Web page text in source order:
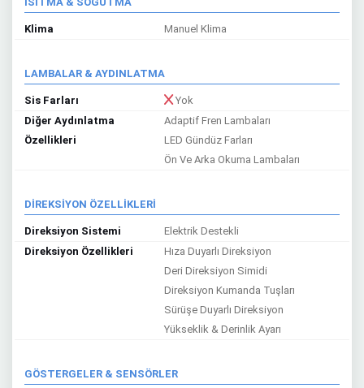
Klima Manuel Klima
LAMBALAR & AYDINLATMA
Sis Farları
Yok
Diğer Aydınlatma
Özellikleri
Adaptif Fren Lambaları
LED Gündüz Farları
Ön Ve Arka Okuma Lambaları
DİREKSİYON ÖZELLİKLERİ
Direksiyon Sistemi
Elektrik Destekli
Direksiyon Özellikleri
Hıza Duyarlı Direksiyon
Deri Direksiyon Simidi
Direksiyon Kumanda Tuşları
Sürüşe Duyarlı Direksiyon
Yükseklik & Derinlik Ayarı
GÖSTERGELER & SENSÖRLER